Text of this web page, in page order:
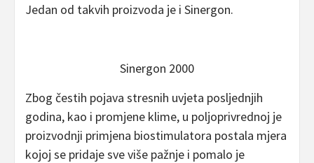
Jedan od takvih proizvoda je i Sinergon.
Sinergon 2000
Zbog čestih pojava stresnih uvjeta posljednjih
godina, kao i promjene klime, u poljoprivrednoj je
proizvodnji primjena biostimulatora postala mjera
kojoj se pridaje sve više pažnje i pomalo je